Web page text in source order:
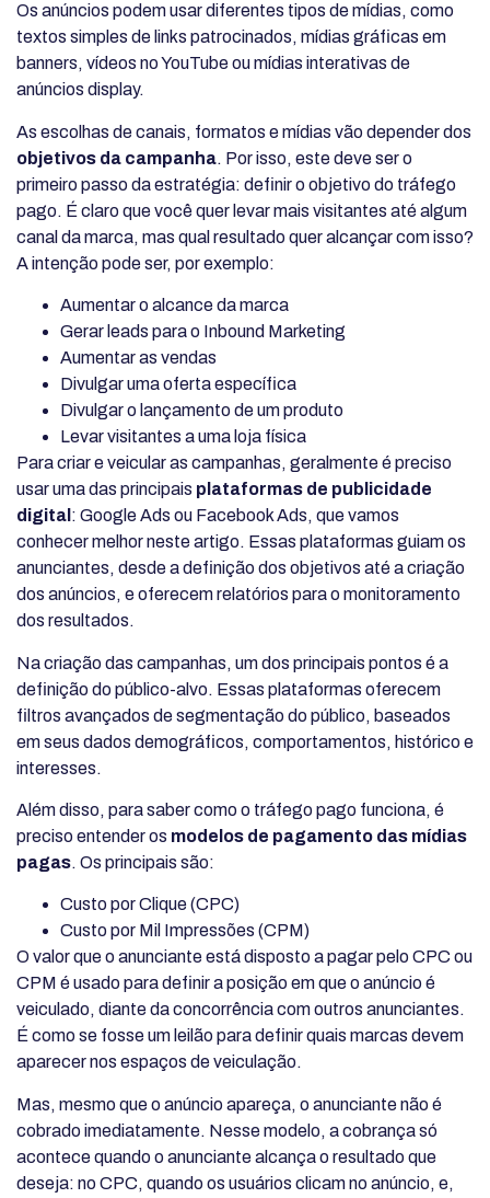
Os anúncios podem usar diferentes tipos de mídias, como
textos simples de links patrocinados, mídias gráficas em
banners, vídeos no YouTube ou mídias interativas de
anúncios display.
As escolhas de canais, formatos e mídias vão depender dos
objetivos da campanha. Por isso, este deve ser o
primeiro passo da estratégia: definir o objetivo do tráfego
pago. É claro que você quer levar mais visitantes até algum
canal da marca, mas qual resultado quer alcançar com isso?
A intenção pode ser, por exemplo:
Aumentar o alcance da marca
Gerar leads para o Inbound Marketing
Aumentar as vendas
Divulgar uma oferta específica
Divulgar o lançamento de um produto
Levar visitantes a uma loja física
Para criar e veicular as campanhas, geralmente é preciso
usar uma das principais plataformas de publicidade
digital : Google Ads ou Facebook Ads, que vamos
conhecer melhor neste artigo. Essas plataformas guiam os
anunciantes, desde a definição dos objetivos até a criação
dos anúncios, e oferecem relatórios para o monitoramento
dos resultados.
Na criação das campanhas, um dos principais pontos é a
definição do público-alvo. Essas plataformas oferecem
filtros avançados de segmentação do público, baseados
em seus dados demográficos, comportamentos, histórico e
interesses.
Além disso, para saber como o tráfego pago funciona, é
preciso entender os modelos de pagamento das mídias
pagas. Os principais são:
Custo por Clique (CPC)
Custo por Mil Impressões (CPM)
O valor que o anunciante está disposto a pagar pelo CPC ou
CPM é usado para definir a posição em que o anúncio é
veiculado, diante da concorrência com outros anunciantes.
É como se fosse um leilão para definir quais marcas devem
aparecer nos espaços de veiculação.
Mas, mesmo que o anúncio apareça, o anunciante não é
cobrado imediatamente. Nesse modelo, a cobrança só
acontece quando o anunciante alcança o resultado que
deseja: no CPC, quando os usuários clicam no anúncio, e,